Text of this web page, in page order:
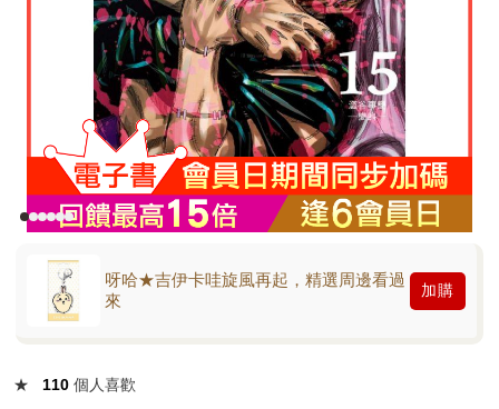
呀哈★吉伊卡哇旋風再起，精選周邊看過
來
加購
★ 110 個人喜歡